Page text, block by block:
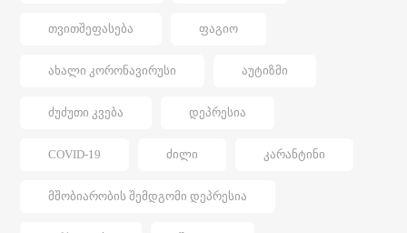
ᲗᲕᲘᲗᲨᲔᲤᲐᲡᲔᲑᲐ ᲤᲐᲒᲘᲝ
ᲐᲮᲐᲚᲘ ᲙᲝᲠᲝᲜᲐᲕᲘᲠᲣᲡᲘ ᲐᲣᲢᲘᲖᲛᲘ
ᲫᲣᲫᲣᲗᲘ ᲙᲕᲔᲑᲐ ᲓᲔᲞᲠᲔᲡᲘᲐ
COVID-19 ᲫᲘᲚᲘ ᲙᲐᲠᲐᲜᲢᲘᲜᲘ
ᲛᲨᲝᲑᲘᲐᲠᲝᲑᲘᲡ ᲨᲔᲛᲓᲒᲝᲛᲘ ᲓᲔᲞᲠᲔᲡᲘᲐ